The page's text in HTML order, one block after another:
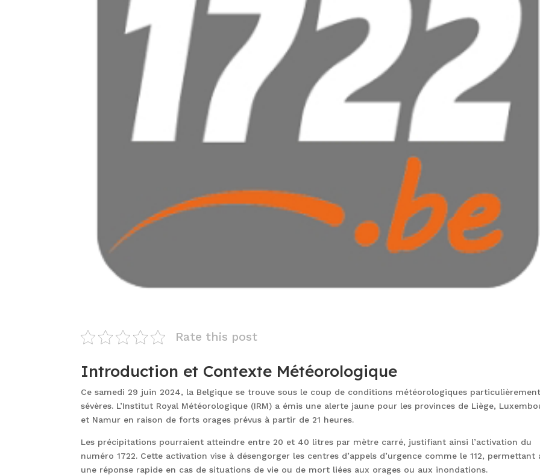
Rate this post
Introduction et Contexte Météorologique
Ce samedi 29 juin 2024, la Belgique se trouve sous le coup de conditions météorologiques
sévères. L’Institut Royal Météorologique (IRM) a émis une alerte jaune pour les provinces de Liège,
et Namur en raison de forts orages prévus à partir de 21 heures.
Les précipitations pourraient atteindre entre 20 et 40 litres par mètre carré, justifiant ainsi l’activation du
numéro 1722. Cette activation vise à désengorger les centres d’appels d’urgence comme le 112, permettant
une réponse rapide en cas de situations de vie ou de mort liées aux orages ou aux inondations.